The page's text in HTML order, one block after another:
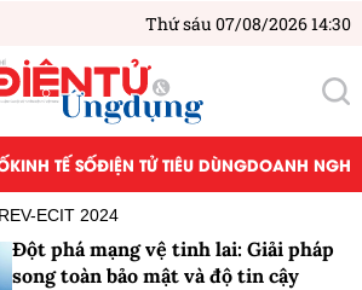
Thứ sáu 07/08/2026 14:30
KINH TẾ SỐĐIỆN TỬ TIÊU DÙNGDOANH
REV-ECIT 2024
Đột phá mạng vệ tinh lai: Giải pháp
song toàn bảo mật và độ tin cậy